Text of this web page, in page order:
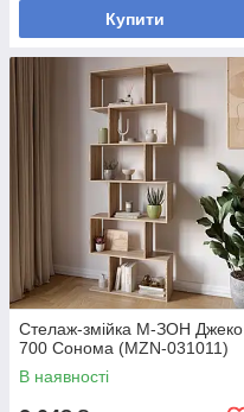
Купити
Стелаж-змійка М-ЗОН Джеко
700 Сонома (MZN-031011)
В наявності